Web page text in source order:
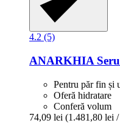
4.2 (5)
ANARKHIA
Pentru păr fin și
Oferă hidratare
Conferă volum
74,09 lei (1.481,80 lei